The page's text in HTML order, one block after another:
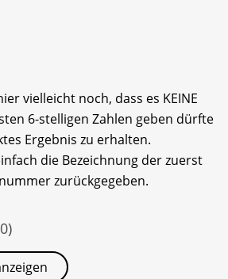
vielleicht noch, dass es KEINE
6-stelligen Zahlen geben dürfte
Ergebnis zu erhalten.
die Bezeichnung der zuerst
zurückgegeben.